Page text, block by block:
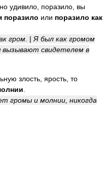
удивило, поразило, вы
поразило или поразило как
гром. | Я был как громом
вызывают свидетелем в
злость, ярость, то
громы и молнии, никогда